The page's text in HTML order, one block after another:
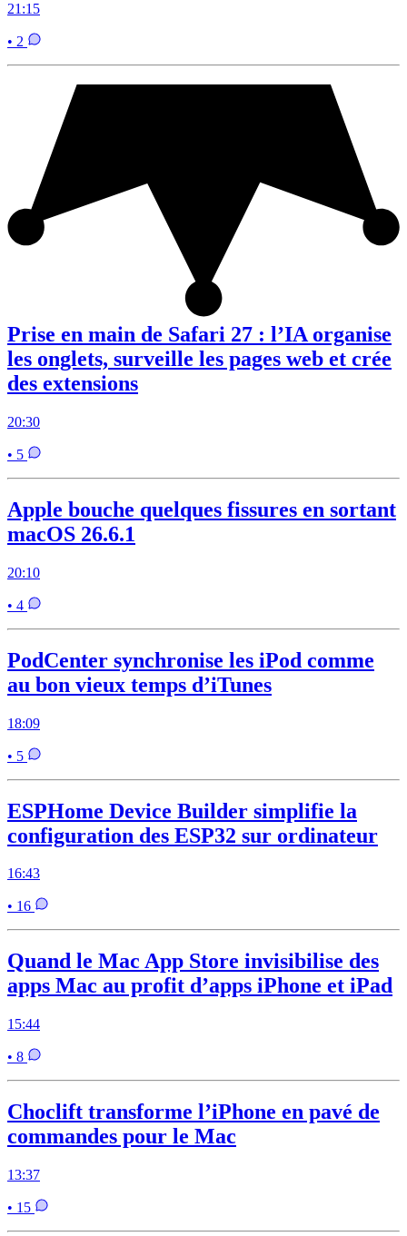
21:15
• 2
Prise en main de Safari 27 : l’IA organise
les onglets, surveille les pages web et crée
des extensions
20:30
• 5
Apple bouche quelques fissures en sortant
macOS 26.6.1
20:10
• 4
PodCenter synchronise les iPod comme
au bon vieux temps d’iTunes
18:09
• 5
ESPHome Device Builder simplifie la
configuration des ESP32 sur ordinateur
16:43
• 16
Quand le Mac App Store invisibilise des
apps Mac au profit d’apps iPhone et iPad
15:44
• 8
Choclift transforme l’iPhone en pavé de
commandes pour le Mac
13:37
• 15